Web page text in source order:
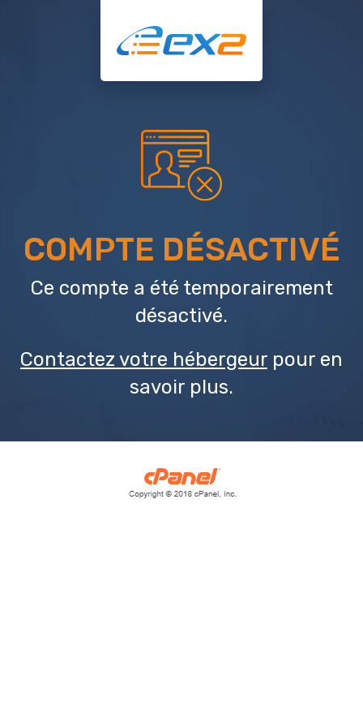
COMPTE DÉSACTIVÉ
Ce compte a été temporairement
désactivé.
Contactez votre hébergeur pour en
savoir plus.